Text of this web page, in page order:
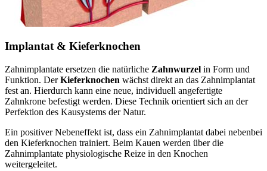
Implantat & Kieferknochen
Zahnimplantate ersetzen die natürliche Zahnwurzel in Form und
Funktion. DerKieferknochen wächst direkt an das Zahnimplantat
fest an. Hierdurch kann eine neue, individuell angefertigte
Zahnkrone befestigt werden. Diese Technik orientiert sich an der
Perfektion des Kausystems der Natur.
Ein positiver Nebeneffekt ist, dass ein Zahnimplantat dabei nebenbei
den Kieferknochen trainiert. Beim Kauen werden über die
Zahnimplantate physiologische Reize in den Knochen
weitergeleitet.